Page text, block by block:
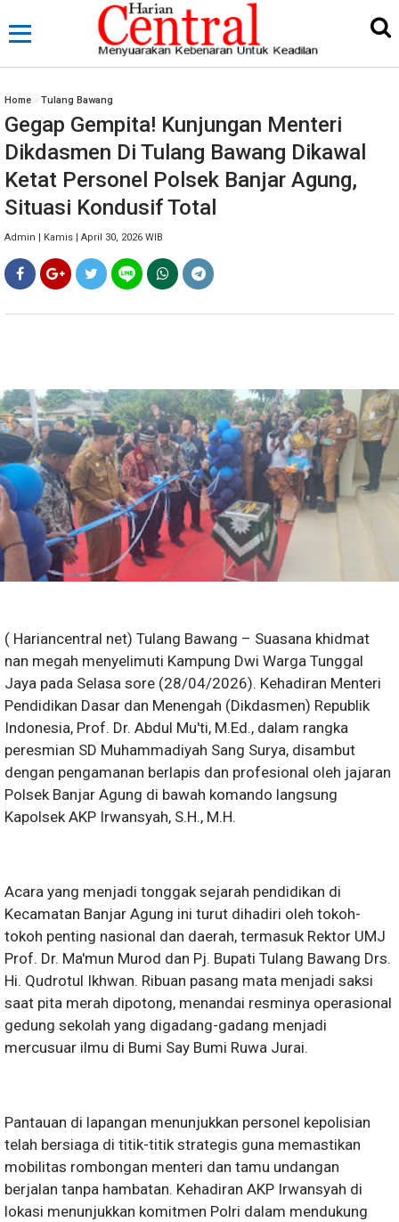
Home » Tulang Bawang
Gegap Gempita! Kunjungan Menteri
Dikdasmen Di Tulang Bawang Dikawal
Ketat Personel Polsek Banjar Agung,
Situasi Kondusif Total
Admin | Kamis | April 30, 2026 WIB
( Hariancentral net) Tulang Bawang – Suasana khidmat
nan megah menyelimuti Kampung Dwi Warga Tunggal
Jaya pada Selasa sore (28/04/2026). Kehadiran Menteri
Pendidikan Dasar dan Menengah (Dikdasmen) Republik
Indonesia, Prof. Dr. Abdul Mu'ti, M.Ed., dalam rangka
peresmian SD Muhammadiyah Sang Surya, disambut
dengan pengamanan berlapis dan profesional oleh jajaran
Polsek Banjar Agung di bawah komando langsung
Kapolsek AKP Irwansyah, S.H., M.H.
Acara yang menjadi tonggak sejarah pendidikan di
Kecamatan Banjar Agung ini turut dihadiri oleh tokoh-
tokoh penting nasional dan daerah, termasuk Rektor UMJ
Prof. Dr. Ma'mun Murod dan Pj. Bupati Tulang Bawang Drs.
Hi. Qudrotul Ikhwan. Ribuan pasang mata menjadi saksi
saat pita merah dipotong, menandai resminya operasional
gedung sekolah yang digadang-gadang menjadi
mercusuar ilmu di Bumi Say Bumi Ruwa Jurai.
Pantauan di lapangan menunjukkan personel kepolisian
telah bersiaga di titik-titik strategis guna memastikan
mobilitas rombongan menteri dan tamu undangan
berjalan tanpa hambatan. Kehadiran AKP Irwansyah di
lokasi menunjukkan komitmen Polri dalam mendukung